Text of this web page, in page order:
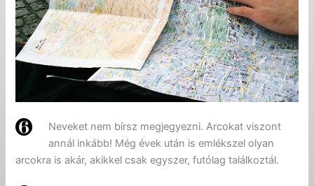
Neveket nem bírsz megjegyezni. Arcokat viszont
annál inkább! Még évek után is emlékszel olyan
arcokra is akár, akikkel csak egyszer, futólag találkoztál.